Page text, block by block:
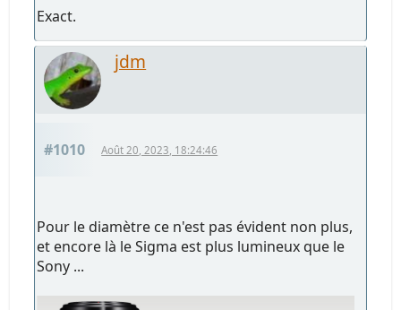
Exact.
jdm
#1010 Août 20, 2023, 18:24:46
Pour le diamètre ce n'est pas évident non plus,
et encore là le Sigma est plus lumineux que le
Sony ...